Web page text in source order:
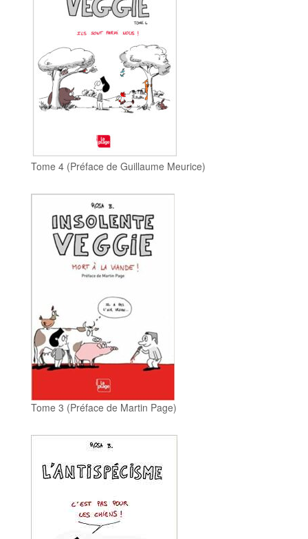
Tome 4 (Préface de Guillaume Meurice)
Tome 3 (Préface de Martin Page)